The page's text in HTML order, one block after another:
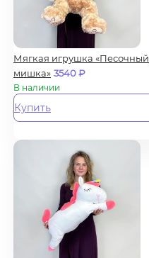
Мягкая игрушка «Песочный
мишка» 3540₽
В наличии
Купить